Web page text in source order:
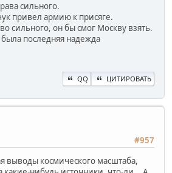
сильного.
привел армию к присяге.
сильного, он бы смог Москву взять.
последняя надежда
QQ ЦИТИРОВАТЬ
#957
выводы космического масштаба,